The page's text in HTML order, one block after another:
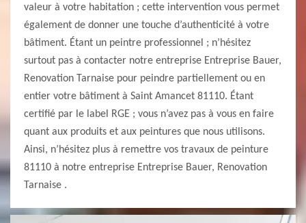
valeur à votre habitation ; cette intervention vous permet
également de donner une touche d’authenticité à votre
bâtiment. Étant un peintre professionnel ; n’hésitez
surtout pas à contacter notre entreprise Entreprise Bauer,
Renovation Tarnaise pour peindre partiellement ou en
entier votre bâtiment à Saint Amancet 81110. Étant
certifié par le label RGE ; vous n’avez pas à vous en faire
quant aux produits et aux peintures que nous utilisons.
Ainsi, n’hésitez plus à remettre vos travaux de peinture
81110 à notre entreprise Entreprise Bauer, Renovation
Tarnaise .